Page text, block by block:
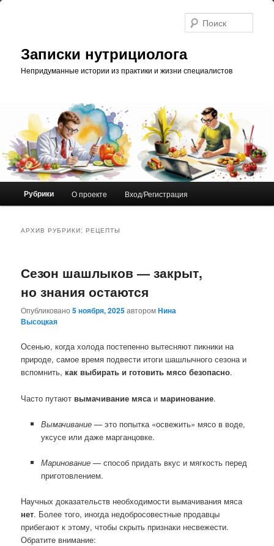
Перейти
Перейти
Записки нутрициолога
Непридуманные истории из практики и жизни специалистов
ГлавноеРубрики О проекте Вход/Регистрация
АРХИВ РУБРИКИ:РЕЦЕПТЫ
Сезон шашлыков — закрыт,
но знания остаются
Опубликовано5 ноября, 2025авторомНина
Высоцкая
Осенью, когда холода постепенно вытесняют пикники на
природе, самое время подвести итоги шашлычного сезона и
вспомнить, как выбирать и готовить мясо безопасно.
Часто путают вымачивание мяса и маринование.
Вымачивание— это попытка «освежить» мясо в воде,
уксусе или даже марганцовке.
Маринование— способ придать вкус и мягкость перед
приготовлением.
Научных доказательств необходимости вымачивания мяса
нет. Более того, иногда недобросовестные продавцы
прибегают к этому, чтобы скрыть признаки несвежести.
Обратите внимание: